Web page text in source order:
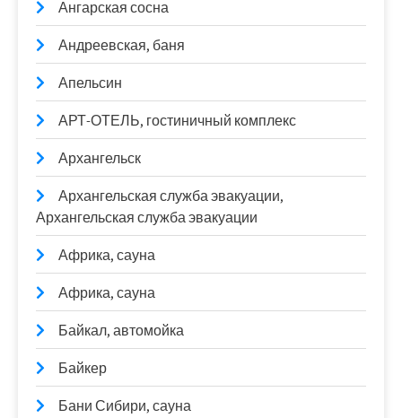
Ангарская сосна
Андреевская, баня
Апельсин
АРТ-ОТЕЛЬ, гостиничный комплекс
Архангельск
Архангельская служба эвакуации,
Архангельская служба эвакуации
Африка, сауна
Африка, сауна
Байкал, автомойка
Байкер
Бани Сибири, сауна